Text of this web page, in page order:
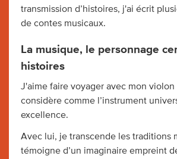
transmission d’histoires, j'ai écrit
de contes musicaux.
La musique, le personnage
histoires
J'aime faire voyager avec mon
considère comme l’instrument
excellence.
Avec lui, je transcende les traditions
témoigne d’un imaginaire empreint